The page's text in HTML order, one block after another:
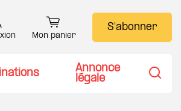
Mon panier
S'abonner
Annonce
légale